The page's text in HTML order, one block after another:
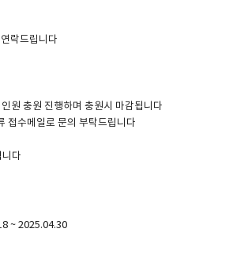
락드립니다
원 충원 진행하며 충원시 마감됩니다
접수메일로 문의 부탁드립니다
다
~ 2025.04.30